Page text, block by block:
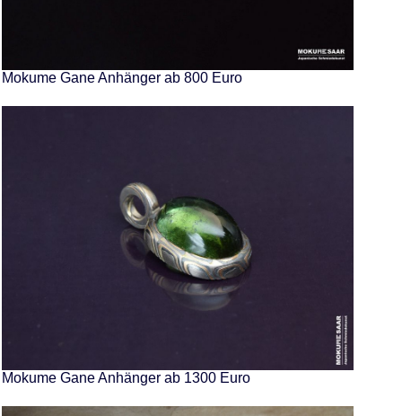
Mokume Gane Anhänger ab 800 Euro
Mokume Gane Anhänger ab 1300 Euro